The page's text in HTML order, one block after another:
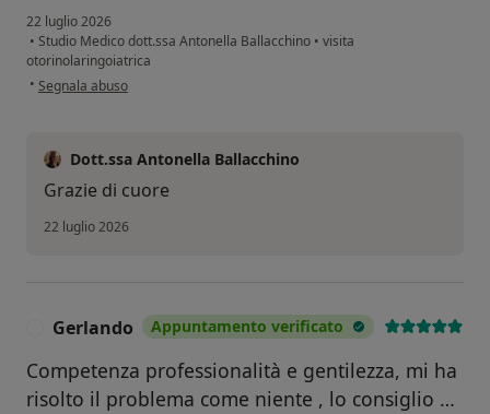
22 luglio 2026
• Studio Medico dott.ssa Antonella Ballacchino • visita
otorinolaringoiatrica
• secondo l'opinione dell'utente L.T.
Segnala abuso
Dott.ssa Antonella Ballacchino
Grazie di cuore
22 luglio 2026
Gerlando Appuntamento verificato
Competenza professionalità e gentilezza, mi ha
risolto il problema come niente , lo consiglio …